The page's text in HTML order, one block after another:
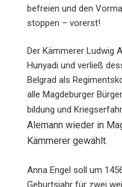
befreien und den
stoppen – vorerst!
Der Kämmerer Ludwig
Hunyadi und verließ
Belgrad als
alle Magdeburger
bildung und
Alemann wieder in
Kämmerer gewählt.
Anna Engel soll um
Geburtsjahr für zwei